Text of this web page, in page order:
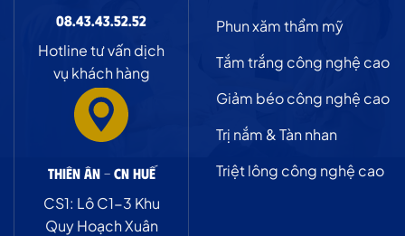
08.43.43.52.52
Hotline tư vấn dịch
vụ khách hàng
Thiên Ân - CN Huế
CS1: Lô C1-3 Khu
Quy Hoạch Xuân
Phun xăm thẩm mỹ
Tắm trắng công nghệ cao
Giảm béo công nghệ cao
Trị nắm & Tàn nhan
Triệt lông công nghệ cao